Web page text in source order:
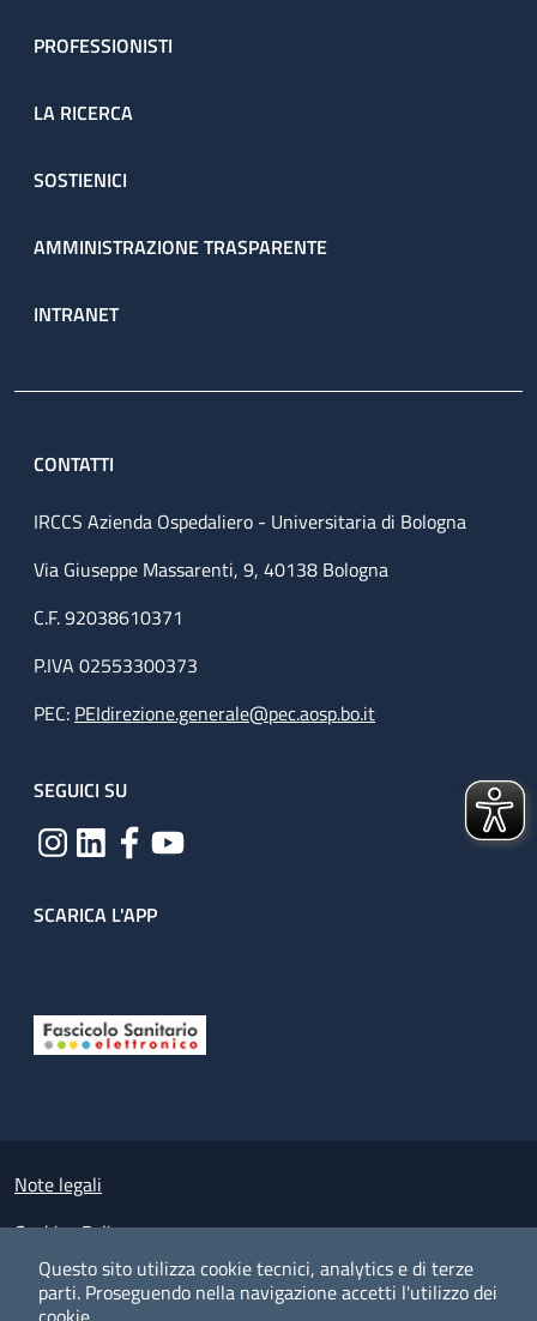
Questo sito utilizza cookie tecnici, analytics e di terze
parti. Proseguendo nella navigazione accetti l'utilizzo dei
PROFESSIONISTI
LA RICERCA
SOSTIENICI
AMMINISTRAZIONE TRASPARENTE
INTRANET
CONTATTI
IRCCS Azienda Ospedaliero - Universitaria di Bologna
Via Giuseppe Massarenti, 9, 40138 Bologna
C.F. 92038610371
P.IVA 02553300373
PEC: PEIdirezione.generale@pec.aosp.bo.it
SEGUICI SU
SCARICA L'APP
Small prints
Note legali
Cookies Policy
Policy privacy e protezione del dato personale